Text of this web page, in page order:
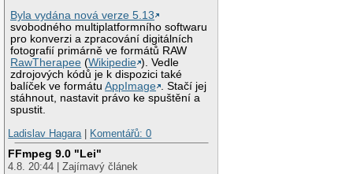
Byla vydána nová verze 5.13
svobodného multiplatformního softwaru
pro konverzi a zpracování digitálních
fotografií primárně ve formátů RAW
RawTherapee (Wikipedie ). Vedle
zdrojových kódů je k dispozici také
balíček ve formátuAppImage
. Stačí jej
stáhnout, nastavit právo ke spuštění a
spustit.
Ladislav Hagara | Komentářů: 0
FFmpeg 9.0 "Lei"
4.8. 20:44 | Zajímavý článek